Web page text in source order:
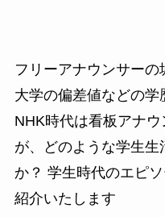
フリーアナウンサー
大学の偏差値などの学
NHK時代は看板アナ
が、どのような学生生
か？ 学生時代のエピ
紹介いたします